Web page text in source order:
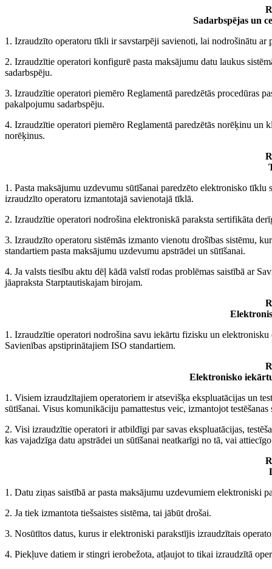
Sadarbspējas un
1. Izraudzīto operatoru tīkli ir savstarpēji savienoti, lai nodrošinātu
2. Izraudzītie operatori konfigurē pasta maksājumu datu laukus
sadarbspēju.
3. Izraudzītie operatori piemēro Reglamentā paredzētās procedūras
pakalpojumu sadarbspēju.
4. Izraudzītie operatori piemēro Reglamentā paredzētās norēķinu
norēķinus.
1. Pasta maksājumu uzdevumu sūtīšanai paredzēto elektronisko
izraudzīto operatoru izmantotajā savienotajā tīklā.
2. Izraudzītie operatori nodrošina elektroniskā paraksta sertifikāta
3. Izraudzīto operatoru sistēmās izmanto vienotu drošības sistēmu,
standartiem pasta maksājumu uzdevumu apstrādei un sūtīšanai.
4. Ja valsts tiesību aktu dēļ kādā valstī rodas problēmas saistībā ar
jāapraksta Starptautiskajam birojam.
1. Izraudzītie operatori nodrošina savu iekārtu fizisku un
Savienības apstiprinātajiem ISO standartiem.
Elektronisko
1. Visiem izraudzītajiem operatoriem ir atsevišķa ekspluatācijas un
sūtīšanai. Visus komunikāciju pamattestus veic, izmantojot
2. Visi izraudzītie operatori ir atbildīgi par savas ekspluatācijas,
kas vajadzīga datu apstrādei un sūtīšanai neatkarīgi no tā, vai
1. Datu ziņas saistībā ar pasta maksājumu uzdevumiem elektroniski
2. Ja tiek izmantota tiešsaistes sistēma, tai jābūt drošai.
3. Nosūtītos datus, kurus ir elektroniski parakstījis izraudzītais
4. Piekļuve datiem ir stingri ierobežota, atļaujot to tikai izraudzītā